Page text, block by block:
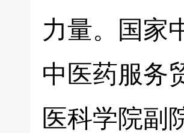
力量。国家
中医药服务
医科学院副